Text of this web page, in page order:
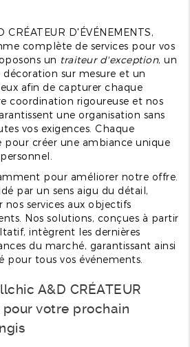
D'ÉVÉNEMENTS,
complète de services pour vos
un traiteur d'exception, un
décoration sur mesure et un
afin de capturer chaque
coordination rigoureuse et nos
une organisation sans
vos exigences. Chaque
pour créer une ambiance unique
pour améliorer notre offre.
par un sens aigu du détail,
services aux objectifs
Nos solutions, conçues à partir
intègrent les dernières
du marché, garantissant ainsi
pour tous vos événements.
A&D CRÉATEUR
pour votre prochain